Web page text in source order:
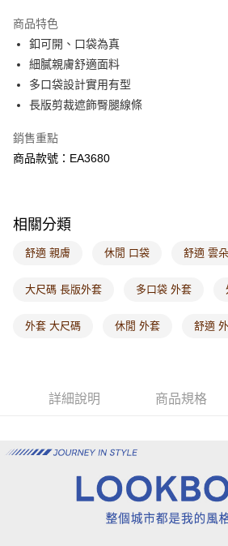
付款後萊爾富取貨
每筆NT$60，滿NT$1,000(含以上)免運費
7-11取貨付款
每筆NT$60，滿NT$1,000(含以上)免運費
付款後7-11取貨
每筆NT$60，滿NT$1,000(含以上)免運費
每筆NT$120，滿NT$1,000(含以上)免運費
付款後門市自取
海外配送-港/澳/新/馬/泰國專屬
海外配送-其他亞洲地區
商品特色
釦可開、口袋為真
細膩親膚舒適面料
多口袋設計實用有型
長版剪裁遮飾臀腿線條
銷售重點
商品款號：EA3680
相關分類
舒適 親膚 休閒 口袋 舒適 雲朵
大尺碼 長版外套 多口袋 外套
外套 大尺碼 休閒 外套 舒適
詳細說明 商品規格